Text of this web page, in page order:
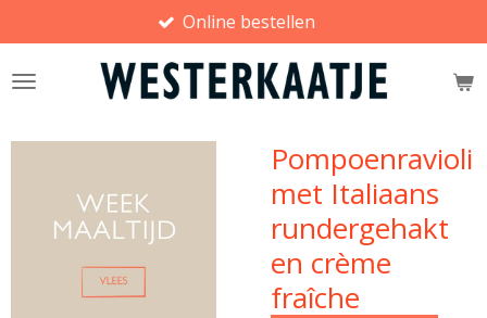
direct
naar
Online bestellen
Pompoenravioli
met Italiaans
rundergehakt
en crème
fraîche